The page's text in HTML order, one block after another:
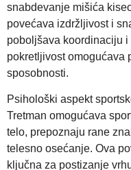
snabdevanje mišića
povećava izdržljivost i
poboljšava koordinaciju
pokretljivost omogućava
sposobnosti.
Psihološki aspekt
Tretman omogućava
telo, prepoznaju rane
telesno osećanje. Ova
ključna za postizanje